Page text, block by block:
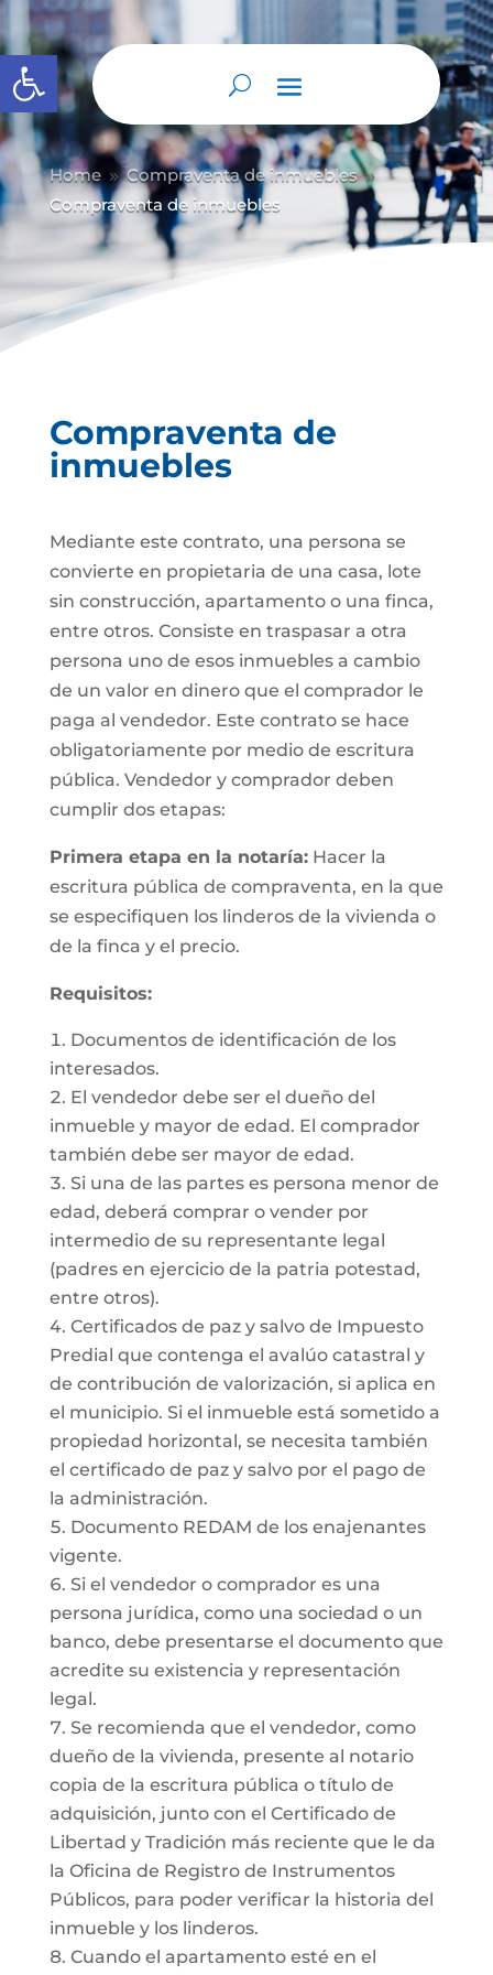
Abrir barra de herramientas
Home 9 Compraventa de inmuebles 9
Compraventa de inmuebles
Compraventa de
inmuebles
Mediante este contrato, una persona se
convierte en propietaria de una casa, lote
sin construcción, apartamento o una finca,
entre otros. Consiste en traspasar a otra
persona uno de esos inmuebles a cambio
de un valor en dinero que el comprador le
paga al vendedor. Este contrato se hace
obligatoriamente por medio de escritura
pública. Vendedor y comprador deben
cumplir dos etapas:
Primera etapa en la notaría:Hacer la
escritura pública de compraventa, en la que
se especifiquen los linderos de la vivienda o
de la finca y el precio.
Requisitos:
Documentos de identificación de los
interesados.
El vendedor debe ser el dueño del
inmueble y mayor de edad. El comprador
también debe ser mayor de edad.
Si una de las partes es persona menor de
edad, deberá comprar o vender por
intermedio de su representante legal
(padres en ejercicio de la patria potestad,
entre otros).
Certificados de paz y salvo de Impuesto
Predial que contenga el avalúo catastral y
de contribución de valorización, si aplica en
el municipio. Si el inmueble está sometido a
propiedad horizontal, se necesita también
el certificado de paz y salvo por el pago de
la administración.
Documento REDAM de los enajenantes
vigente.
Si el vendedor o comprador es una
persona jurídica, como una sociedad o un
banco, debe presentarse el documento que
acredite su existencia y representación
legal.
Se recomienda que el vendedor, como
dueño de la vivienda, presente al notario
copia de la escritura pública o título de
adquisición, junto con el Certificado de
Libertad y Tradición más reciente que le da
la Oficina de Registro de Instrumentos
Públicos, para poder verificar la historia del
inmueble y los linderos.
Cuando el apartamento esté en el